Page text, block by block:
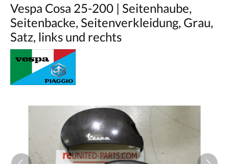
Vespa Cosa 25-200 | Seitenhaube,
Seitenbacke, Seitenverkleidung, Grau,
Satz, links und rechts